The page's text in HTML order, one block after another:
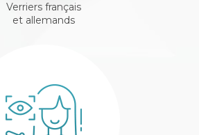
Verriers français
et allemands